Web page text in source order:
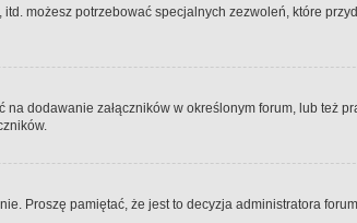
możesz potrzebować specjalnych zezwoleń, które
dodawanie załączników w określonym forum, lub też
Proszę pamiętać, że jest to decyzja administratora